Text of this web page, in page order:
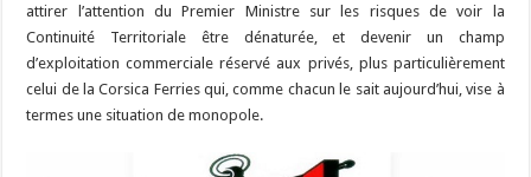
attirer l’attention du Premier Ministre sur les risques de voir la
Continuité Territoriale être dénaturée, et devenir un champ
d’exploitation commerciale réservé aux privés, plus particulièrement
celui de la Corsica Ferries qui, comme chacun le sait aujourd’hui, vise à
termes une situation de monopole.